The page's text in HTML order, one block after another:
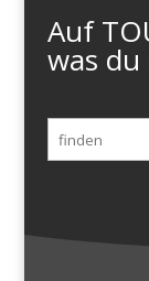
Auf
was du
Suchen
nach: